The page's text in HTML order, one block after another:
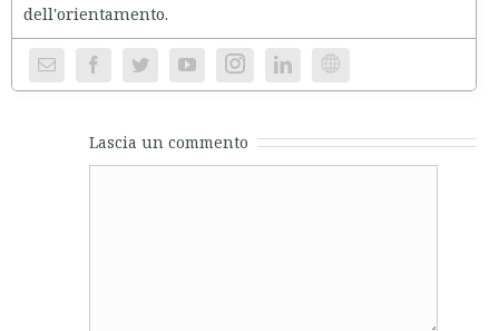
Instagram Website
Lascia un commento